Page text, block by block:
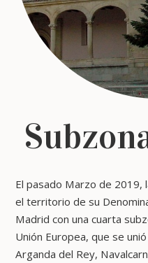
El pasado Marzo de 2019,
el territorio de su
Madrid con una cuarta
Unión Europea, que se
Arganda del Rey,